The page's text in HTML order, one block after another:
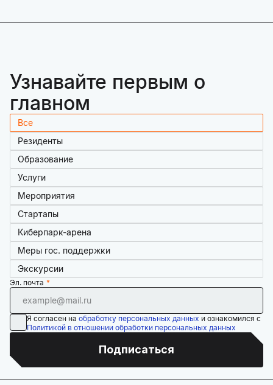
Узнавайте первым о
главном
Все
Резиденты
Образование
Услуги
Мероприятия
Стартапы
Киберпарк-арена
Меры гос. поддержки
Экскурсии
Эл. почта
Я согласен на обработку персональных данных и ознакомился с
Политикой в отношении обработки персональных данных
Подписаться